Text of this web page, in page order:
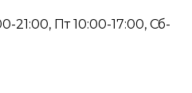
21:00, Пт 10:00-17:00, Сб-